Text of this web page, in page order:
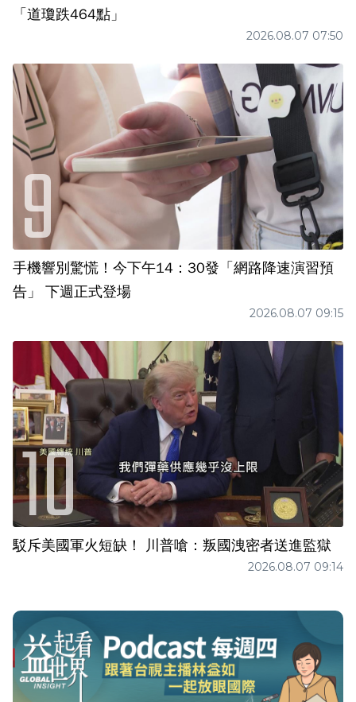
「道瓊跌464點」
2026.08.07 07:50
手機響別驚慌！今下午14：30發「網路降速演習預
告」 下週正式登場
2026.08.07 09:15
駁斥美國軍火短缺！ 川普嗆：叛國洩密者送進監獄
2026.08.07 09:14